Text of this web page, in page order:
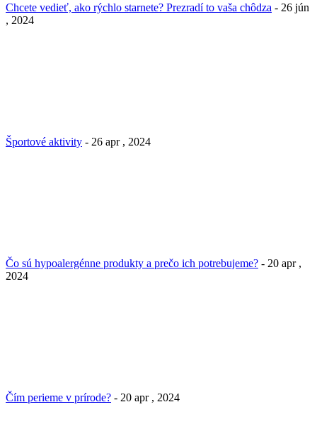
Chcete vedieť, ako rýchlo starnete? Prezradí to vaša chôdza - 26 jún
, 2024
Športové aktivity - 26 apr , 2024
Čo sú hypoalergénne produkty a prečo ich potrebujeme? - 20 apr ,
2024
Čím perieme v prírode? - 20 apr , 2024